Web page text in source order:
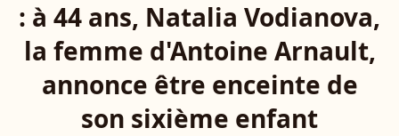
: à 44 ans, Natalia Vodianova,
la femme d'Antoine Arnault,
annonce être enceinte de
son sixième enfant